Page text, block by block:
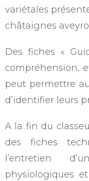
variétales
châtaignes
Des fiches «
compréhension,
peut permettre
d’identifier leurs
A la fin du
des fiches
l’entretien
physiologiques